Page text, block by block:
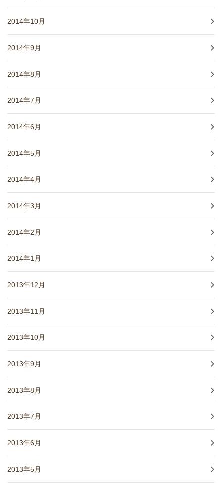
2014年10月
2014年9月
2014年8月
2014年7月
2014年6月
2014年5月
2014年4月
2014年3月
2014年2月
2014年1月
2013年12月
2013年11月
2013年10月
2013年9月
2013年8月
2013年7月
2013年6月
2013年5月